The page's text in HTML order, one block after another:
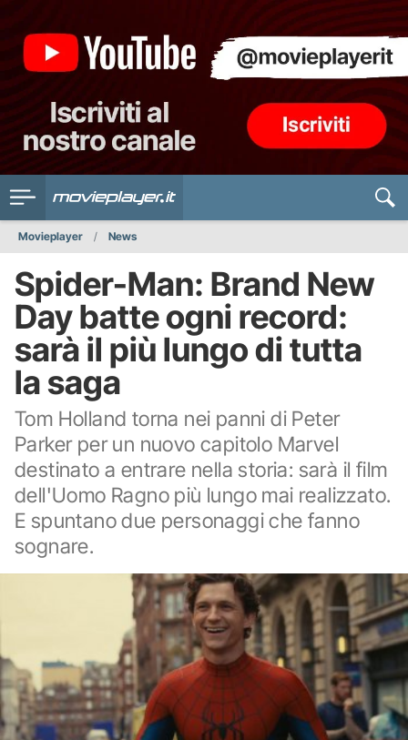
Movieplayer News
Spider-Man: Brand New
Day batte ogni record:
sarà il più lungo di tutta
la saga
Tom Holland torna nei panni di Peter
Parker per un nuovo capitolo Marvel
destinato a entrare nella storia: sarà il film
dell'Uomo Ragno più lungo mai realizzato.
E spuntano due personaggi che fanno
sognare.